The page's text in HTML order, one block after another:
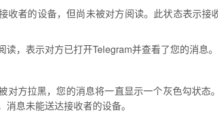
收者的设备，但尚未被对方阅读。此状态表示
读，表示对方已打开Telegram并查看了您的消息。
对方拉黑，您的消息将一直显示一个灰色勾状态
息未能送达接收者的设备。